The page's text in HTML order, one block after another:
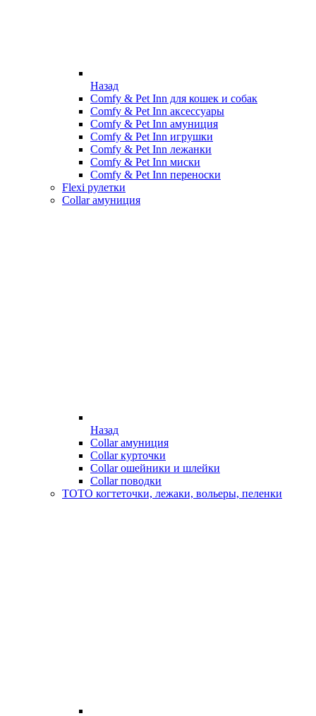
Назад
Comfy & Pet Inn для кошек и собак
Comfy & Pet Inn аксессуары
Comfy & Pet Inn амуниция
Comfy & Pet Inn игрушки
Comfy & Pet Inn лежанки
Comfy & Pet Inn миски
Comfy & Pet Inn переноски
Flexi рулетки
Collar амуниция
Назад
Collar амуниция
Collar курточки
Collar ошейники и шлейки
Collar поводки
ТОТО когтеточки, лежаки, вольеры, пеленки